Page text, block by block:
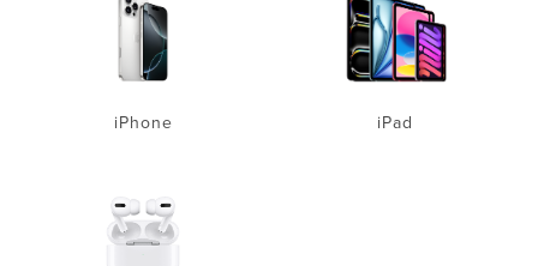
iPhone iPad